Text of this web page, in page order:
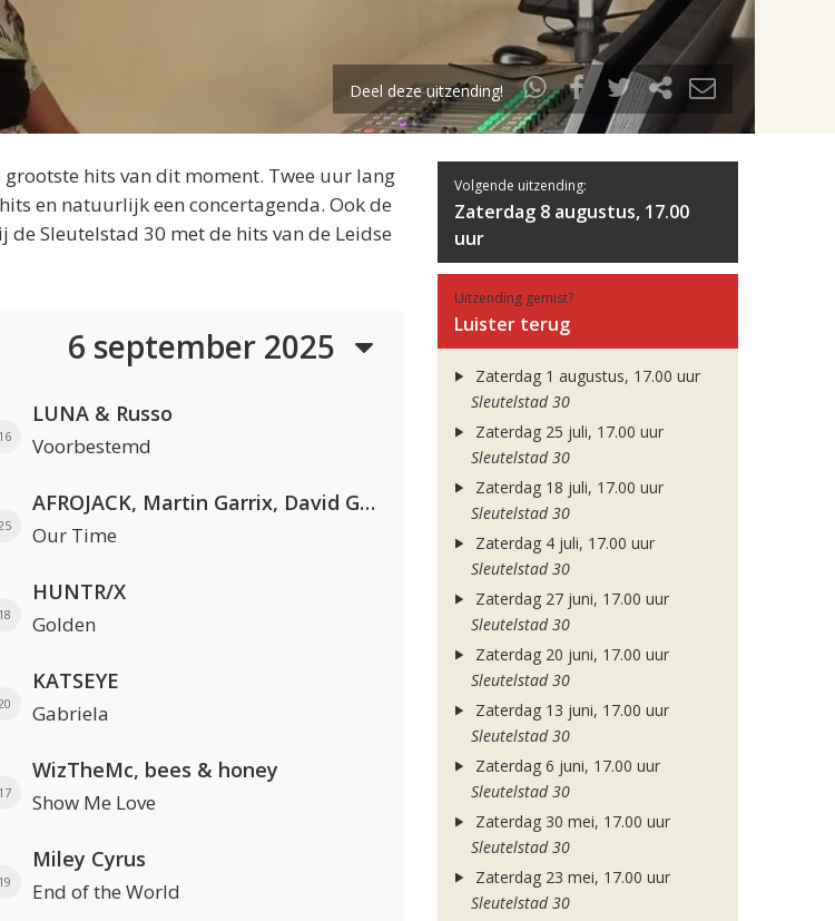
Deel deze uitzending!
hits van dit moment. Twee uur lang
en natuurlijk een concertagenda. Ook de
Sleutelstad 30 met de hits van de Leidse
6 september 2025
16
LUNA & Russo
Voorbestemd
AFROJACK, Martin Garrix, David Guetta & Amél
Our Time
18
HUNTR/X
Golden
KATSEYE
Gabriela
17
WizTheMc, bees & honey
Show Me Love
19
Miley Cyrus
End of the World
Volgende uitzending:
Zaterdag 8 augustus, 17.00
uur
Uitzending gemist?
Luister terug
Zaterdag 1 augustus, 17.00 uur
Sleutelstad 30
Zaterdag 25 juli, 17.00 uur
Sleutelstad 30
Zaterdag 18 juli, 17.00 uur
Sleutelstad 30
Zaterdag 4 juli, 17.00 uur
Sleutelstad 30
Zaterdag 27 juni, 17.00 uur
Sleutelstad 30
Zaterdag 20 juni, 17.00 uur
Sleutelstad 30
Zaterdag 13 juni, 17.00 uur
Sleutelstad 30
Zaterdag 6 juni, 17.00 uur
Sleutelstad 30
Zaterdag 30 mei, 17.00 uur
Sleutelstad 30
Zaterdag 23 mei, 17.00 uur
Sleutelstad 30